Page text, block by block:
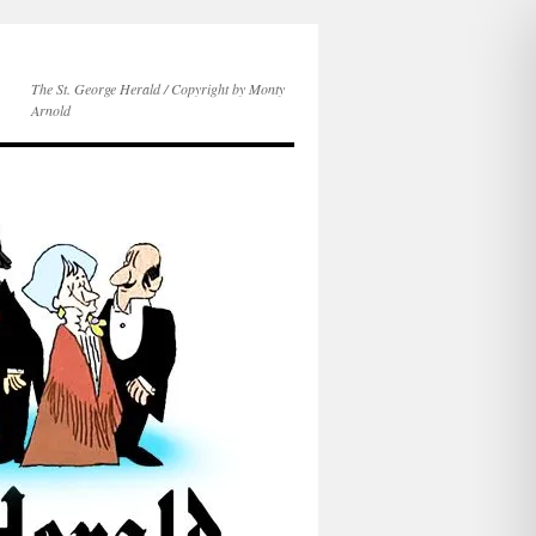
The St. George Herald / Copyright by Monty
Arnold